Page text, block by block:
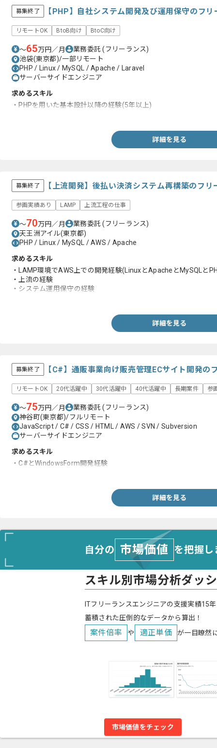
募集終了 【PHP】自社システム開発及び運用保守のフ
リモートOK BtoB向け BtoC向け
〜65万円／月 業務委託(フリーランス)
池袋(東京都)/一部リモート
PHP / Linux / MySQL / Apache / Laravel
サーバーサイドエンジニア
求めるスキル
・PHPを用いた基本設計以降の経験(5年以上)
詳細を見る
募集終了 【上流開発】後払い決済システム再構築のフ
参画実績あり LAMP 上流工程の仕事
〜70万円／月 業務委託(フリーランス)
天王洲アイル(東京都)
PHP / Linux / MySQL / AWS / Apache
求めるスキル
・LAMP環境でAWS上での開発経験(LinuxとApacheとMySQLと
・上流の経験
・システム運用保守の経験
詳細を見る
募集終了 【C#】通販事業向け販売管理ECサイト開発の
リモートOK 20代活躍中 30代活躍中 40代活躍中 長期案件 参
〜75万円／月 業務委託(フリーランス)
神谷町(東京都)/フルリモート
JavaScript / C# / CSS / HTML / AWS / SVN / Subversion
サーバーサイドエンジニア
求めるスキル
・C#とWindowsForm開発経験
詳細を見る
自分の 市場価値 を把握
スキル別市場分析ダッ
ITフリーランスエンジニアの支援実績15
蓄積された圧倒的なデータから算出！
案件倍率 や 適正単価 が一目瞭然
市場価値をチェック